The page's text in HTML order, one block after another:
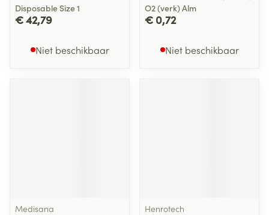
Disposable Size 1
€ 42,79
Niet beschikbaar
O2 (verk) Alm
€ 0,72
Niet beschikbaar
Medisana
Henrotech